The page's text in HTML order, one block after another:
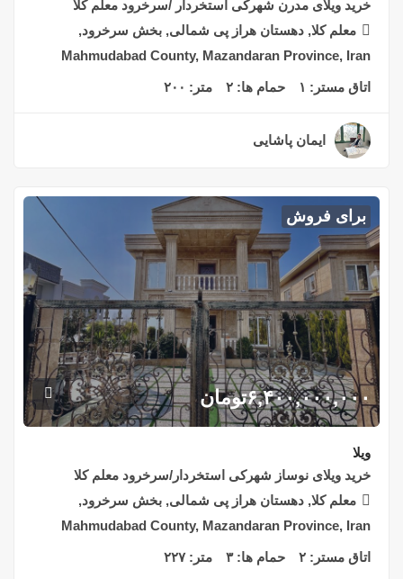
خرید ویلای مدرن شهرکی استخردار /سرخرود معلم کلا
معلم کلا, دهستان هراز پی شمالی, بخش سرخرود,
Mahmudabad County, Mazandaran Province, Iran
اتاق مستر: ۱ حمام ها: ۲ متر: ۲۰۰
ایمان پاشایی
برای فروش
۶,۴۰۰,۰۰۰,۰۰۰تومان
ویلا
خرید ویلای نوساز شهرکی استخردار/سرخرود معلم کلا
معلم کلا, دهستان هراز پی شمالی, بخش سرخرود,
Mahmudabad County, Mazandaran Province, Iran
اتاق مستر: ۲ حمام ها:۳ متر:۲۲۷